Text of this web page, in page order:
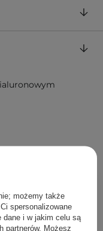
KOSZYKA
możemy także
spersonalizowane
dane i w jakim celu są
partnerów. Możesz